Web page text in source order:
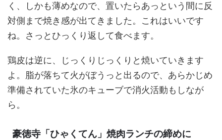
く、しかも薄めなので、置いたらあっという間に反
対側まで焼き感が出てきました。これはいいです
ね。さっとひっくり返して食べます。
鶏皮は逆に、じっくりじっくりと焼いていきます
よ。脂が落ちて火がぼうっと出るので、あらかじめ
準備されていた氷のキューブで消火活動もしなが
ら。
豪徳寺「ひゃくてん」焼肉ランチの締めに